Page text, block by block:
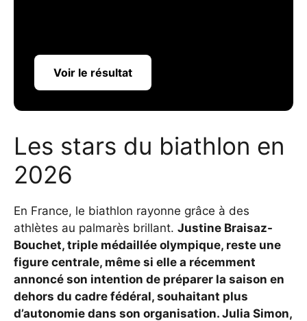
Voir le résultat
Les stars du biathlon en
2026
En France, le biathlon rayonne grâce à des
athlètes au palmarès brillant. Justine Braisaz-
Bouchet, triple médaillée olympique, reste une
figure centrale, même si elle a récemment
annoncé son intention de préparer la saison en
dehors du cadre fédéral, souhaitant plus
d’autonomie dans son organisation. Julia Simon,